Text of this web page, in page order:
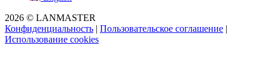
2026 © LANMASTER
Конфиденциальность | Пользовательское соглашение |
Использование cookies